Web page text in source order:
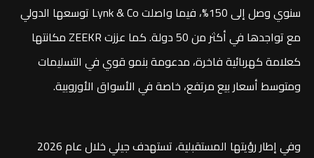
سنوي وصل إلى 150%، فيما واصلت Lynk & Co توسعها الدولي
مع تواجدها في أكثر من 50 دولة. كما عززت ZEEKR مكانتها
كعلامة كهربائية فاخرة، مدعومة بنمو قوي في التسليمات
ومتوسط أسعار بيع مرتفع، خاصة في الأسواق الأوروبية.
وفي إطار رؤيتها المستقبلية، تستهدف جيلي خلال عام 2026